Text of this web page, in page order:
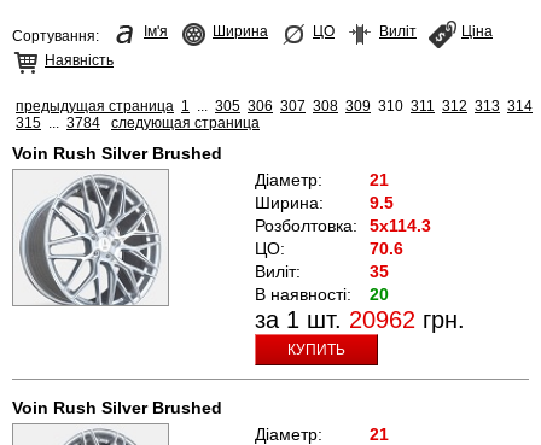
Сортування: Ім'я Ширина ЦО Виліт
Ціна
Наявність
предыдущая страница 1 305 306 307 308 309 310 311 312 313 314
315
3784 следующая страница
Voin Rush Silver Brushed
Діаметр:
21
Ширина:
9.5
Розболтовка:
5x114.3
ЦО:
70.6
Виліт:
35
В наявності:
20
за 1 шт. 20962 грн.
КУПИТЬ
Voin Rush Silver Brushed
Діаметр:
21